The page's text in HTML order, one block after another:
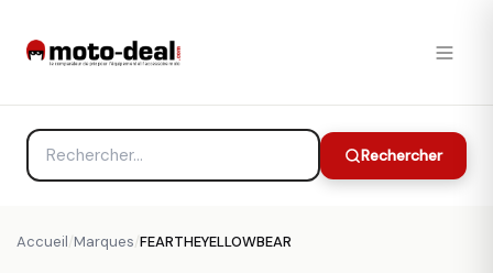
Rechercher
Accueil/Marques/FEARTHEYELLOWBEAR